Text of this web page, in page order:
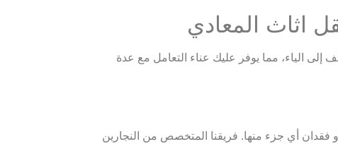
اثاث المعادي
إلى الياء، مما يوفر عليك عناء التعامل مع عدة
فقدان أي جزء منها. فريقنا المتخصص من النجارين